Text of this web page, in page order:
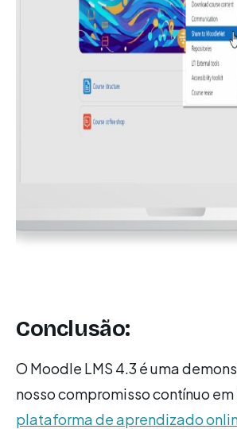
Conclusão:
O Moodle LMS 4.3 é uma
nosso compromisso contínuo
plataforma de aprendizado